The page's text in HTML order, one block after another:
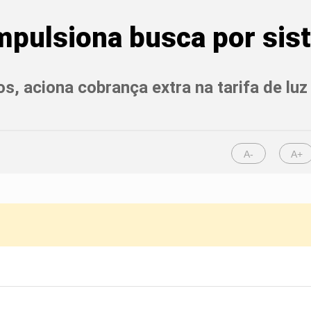
busca por
aciona cobrança extra na tarifa de
A- A+